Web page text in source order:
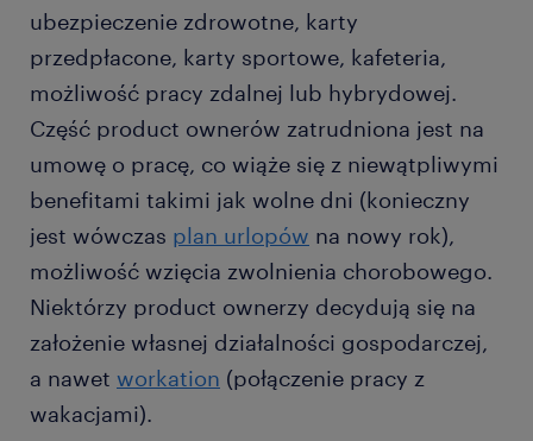
ubezpieczenie zdrowotne, karty
przedpłacone, karty sportowe, kafeteria,
możliwość pracy zdalnej lub hybrydowej.
Część product ownerów zatrudniona jest na
umowę o pracę, co wiąże się z niewątpliwymi
benefitami takimi jak wolne dni (konieczny
jest wówczas plan urlopów na nowy rok),
możliwość wzięcia zwolnienia chorobowego.
Niektórzy product ownerzy decydują się na
założenie własnej działalności gospodarczej,
a nawet workation (połączenie pracy z
wakacjami).